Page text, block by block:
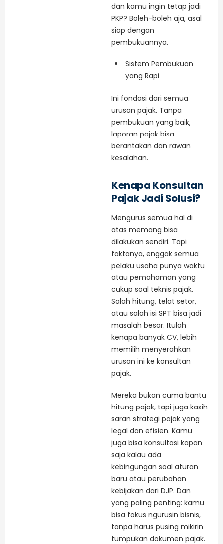
dan kamu ingin tetap jadi
PKP? Boleh-boleh aja, asal
siap dengan
pembukuannya.
Sistem Pembukuan
yang Rapi
Ini fondasi dari semua
urusan pajak. Tanpa
pembukuan yang baik,
laporan pajak bisa
berantakan dan rawan
kesalahan.
Kenapa Konsultan
Pajak Jadi Solusi?
Mengurus semua hal di
atas memang bisa
dilakukan sendiri. Tapi
faktanya, enggak semua
pelaku usaha punya waktu
atau pemahaman yang
cukup soal teknis pajak.
Salah hitung, telat setor,
atau salah isi SPT bisa jadi
masalah besar. Itulah
kenapa banyak CV, lebih
memilih menyerahkan
urusan ini ke konsultan
pajak.
Mereka bukan cuma bantu
hitung pajak, tapi juga kasih
saran strategi pajak yang
legal dan efisien. Kamu
juga bisa konsultasi kapan
saja kalau ada
kebingungan soal aturan
baru atau perubahan
kebijakan dari DJP. Dan
yang paling penting: kamu
bisa fokus ngurusin bisnis,
tanpa harus pusing mikirin
tumpukan dokumen pajak.